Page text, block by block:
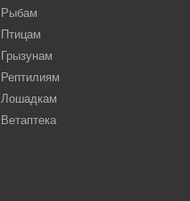
Рыбам
Птицам
Грызунам
Рептилиям
Лошадкам
Ветаптека